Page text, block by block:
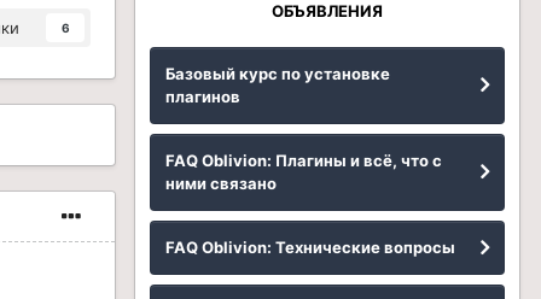
6
ОБЪЯВЛЕНИЯ
Базовый курс по установке
плагинов
FAQ Oblivion: Плагины и всё, что с
ними связано
FAQ Oblivion: Технические вопросы